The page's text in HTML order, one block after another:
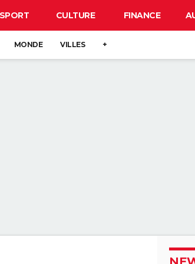
SPORT CULTURE FINANCE
MONDE VILLES +